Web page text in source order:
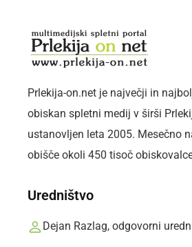
ČETRTEK, 6. AVGUST 2026 Sledite
Prlekija-on.net je največji in
obiskan spletni medij v širši
ustanovljen leta 2005. Mesečno
obišče okoli 450 tisoč
Uredništvo
Dejan Razlag, odgovorni
Naslovnica